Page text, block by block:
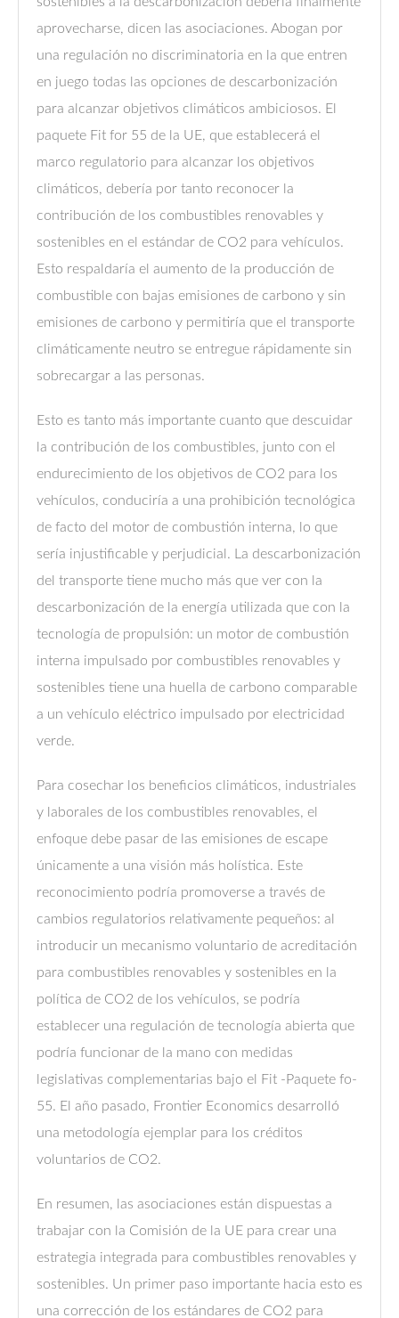
aprovecharse, dicen las asociaciones. Abogan por
una regulación no discriminatoria en la que entren
en juego todas las opciones de descarbonización
para alcanzar objetivos climáticos ambiciosos. El
paquete Fit for 55 de la UE, que establecerá el
marco regulatorio para alcanzar los objetivos
climáticos, debería por tanto reconocer la
contribución de los combustibles renovables y
sostenibles en el estándar de CO2 para vehículos.
Esto respaldaría el aumento de la producción de
combustible con bajas emisiones de carbono y sin
emisiones de carbono y permitiría que el transporte
climáticamente neutro se entregue rápidamente sin
sobrecargar a las personas.
Esto es tanto más importante cuanto que descuidar
la contribución de los combustibles, junto con el
endurecimiento de los objetivos de CO2 para los
vehículos, conduciría a una prohibición tecnológica
de facto del motor de combustión interna, lo que
sería injustificable y perjudicial. La descarbonización
del transporte tiene mucho más que ver con la
descarbonización de la energía utilizada que con la
tecnología de propulsión: un motor de combustión
interna impulsado por combustibles renovables y
sostenibles tiene una huella de carbono comparable
a un vehículo eléctrico impulsado por electricidad
verde.
Para cosechar los beneficios climáticos, industriales
y laborales de los combustibles renovables, el
enfoque debe pasar de las emisiones de escape
únicamente a una visión más holística. Este
reconocimiento podría promoverse a través de
cambios regulatorios relativamente pequeños: al
introducir un mecanismo voluntario de acreditación
para combustibles renovables y sostenibles en la
política de CO2 de los vehículos, se podría
establecer una regulación de tecnología abierta que
podría funcionar de la mano con medidas
legislativas complementarias bajo el Fit -Paquete fo-
55. El año pasado, Frontier Economics desarrolló
una metodología ejemplar para los créditos
voluntarios de CO2.
En resumen, las asociaciones están dispuestas a
trabajar con la Comisión de la UE para crear una
estrategia integrada para combustibles renovables y
sostenibles. Un primer paso importante hacia esto es
una corrección de los estándares de CO2 para